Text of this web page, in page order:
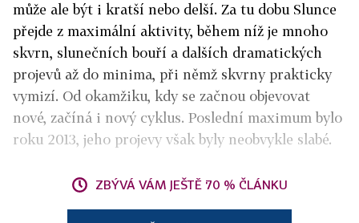
může ale být i kratší nebo delší. Za tu dobu Slunce
přejde z maximální aktivity, během níž je mnoho
skvrn, slunečních bouří a dalších dramatických
projevů až do minima, při němž skvrny prakticky
vymizí. Od okamžiku, kdy se začnou objevovat
nové, začíná i nový cyklus. Poslední maximum bylo
roku 2013, jeho projevy však byly neobvykle slabé.
ZBÝVÁ VÁM JEŠTĚ 70 % ČLÁNKU